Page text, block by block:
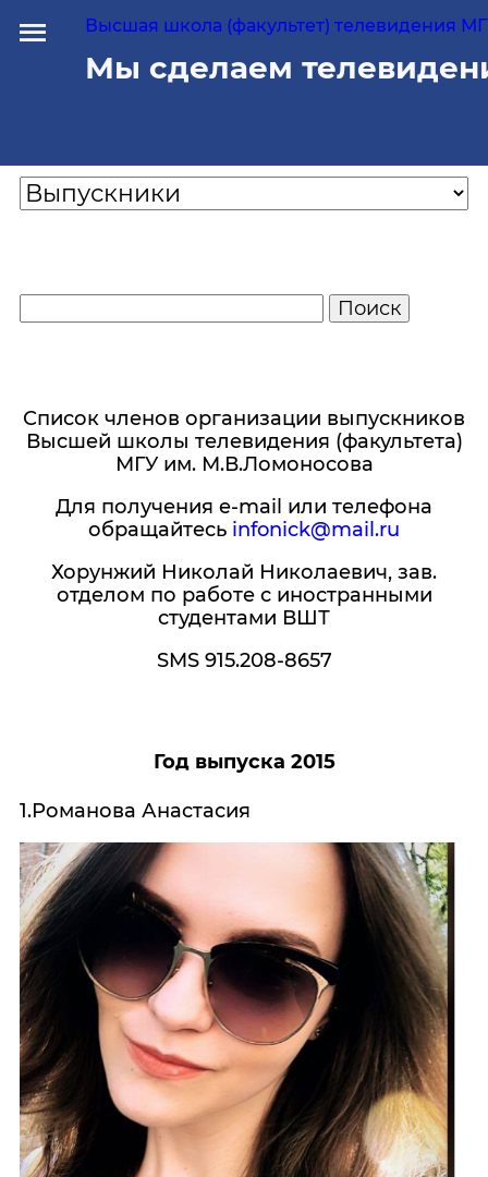
Высшая школа (факультет) телевидения
Мы сделаем
Список членов организации выпускников
Высшей школы телевидения (факультета)
МГУ им. М.В.Ломоносова
Для получения e-mail или телефона
обращайтесь infonick@mail.ru
Хорунжий Николай Николаевич, зав.
отделом по работе с иностранными
студентами ВШТ
SMS 915.208-8657
Год выпуска 2015
1.Романова Анастасия